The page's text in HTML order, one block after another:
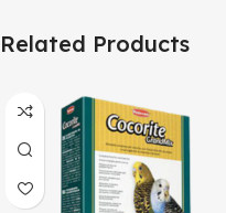
Related Products